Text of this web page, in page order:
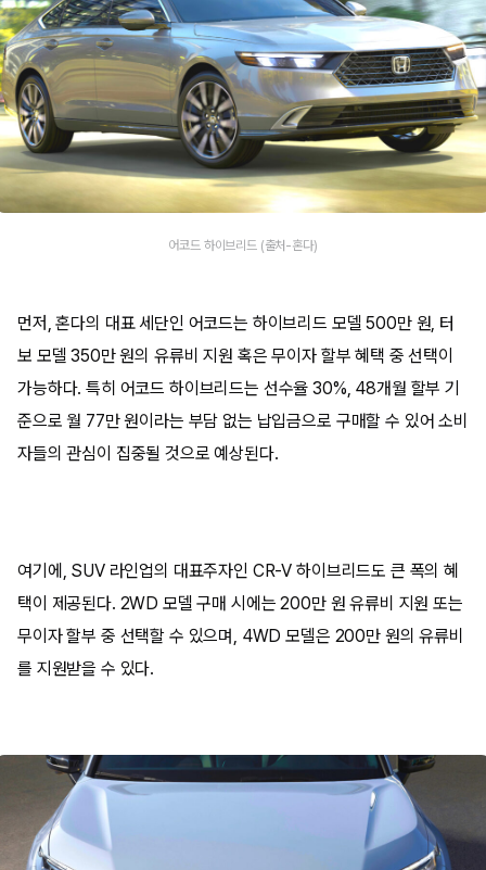
어코드 하이브리드 (출처-혼다)
먼저, 혼다의 대표 세단인 어코드는 하이브리드 모델 500만 원, 터
보 모델 350만 원의 유류비 지원 혹은 무이자 할부 혜택 중 선택이
가능하다. 특히 어코드 하이브리드는 선수율 30%, 48개월 할부 기
준으로 월 77만 원이라는 부담 없는 납입금으로 구매할 수 있어 소비
자들의 관심이 집중될 것으로 예상된다.
여기에, SUV 라인업의 대표주자인 CR-V 하이브리드도 큰 폭의 혜
택이 제공된다. 2WD 모델 구매 시에는 200만 원 유류비 지원 또는
무이자 할부 중 선택할 수 있으며, 4WD 모델은 200만 원의 유류비
를 지원받을 수 있다.